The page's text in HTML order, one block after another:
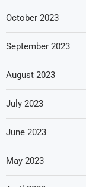
October 2023
September 2023
August 2023
July 2023
June 2023
May 2023